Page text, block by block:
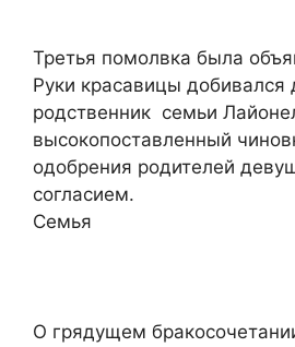
Третья помолвка была
Руки красавицы добивался
родственник семьи
высокопоставленный
одобрения родителей
согласием.
Семья
О грядущем